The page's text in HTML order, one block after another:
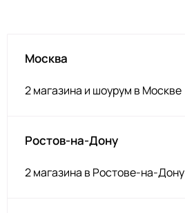
Москва
2 магазина и шоурум в Москве
Ростов-на-Дону
2 магазина в Ростове-на-Дону